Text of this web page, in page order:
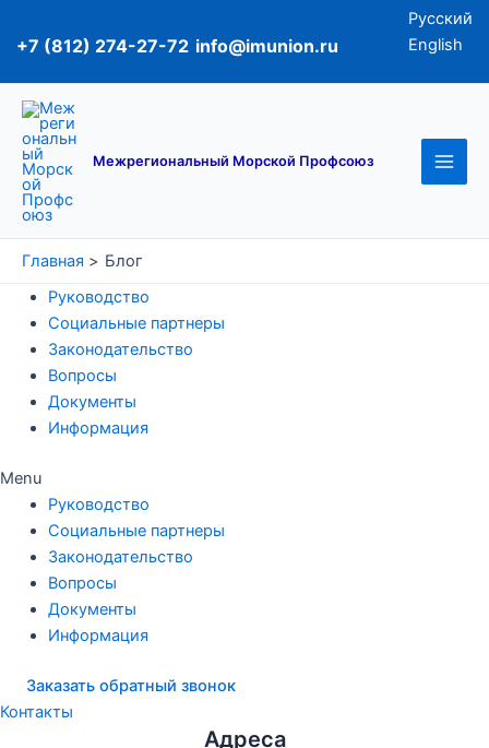
+7 (812) 274-27-72 info@imunion.ru
Русский
English
Межрегиональный Морской Профсоюз
Главная
Блог
Руководство
Социальные партнеры
Законодательство
Вопросы
Документы
Информация
Menu
Руководство
Социальные партнеры
Законодательство
Вопросы
Документы
Информация
Заказать обратный звонок
Контакты
Адреса